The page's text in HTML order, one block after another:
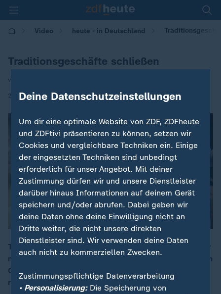
Video heute - in Deutschland
Traditionsgeschäfte schließen
von Christopher Heinze
29.12.2025 | 14:00
Traditionsgeschäfte prägen das Stadtbild. Doch immer
mehr müssen schließen, weil sie den Kampf gegen den
Onlinehandel verlieren. Allein in diesem Jahr mussten
rund 4500 Einzelhändler aufgeben.
Deine Datenschutzeinstellungen
Um dir eine optimale Website von ZDF, ZDFheute
und ZDFtivi präsentieren zu können, setzen wir
Cookies und vergleichbare Techniken ein. Einige
der eingesetzten Techniken sind unbedingt
erforderlich für unser Angebot. Mit deiner
Zustimmung dürfen wir und unsere Dienstleister
darüber hinaus Informationen auf deinem Gerät
speichern und/oder abrufen. Dabei geben wir
deine Daten ohne deine Einwilligung nicht an
Dritte weiter, die nicht unsere direkten
Dienstleister sind. Wir verwenden deine Daten
auch nicht zu kommerziellen Zwecken.
Zustimmungspflichtige Datenverarbeitung
• Personalisierung:Die Speicherung von